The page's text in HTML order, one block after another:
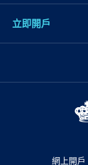
立即開戶
網上開戶